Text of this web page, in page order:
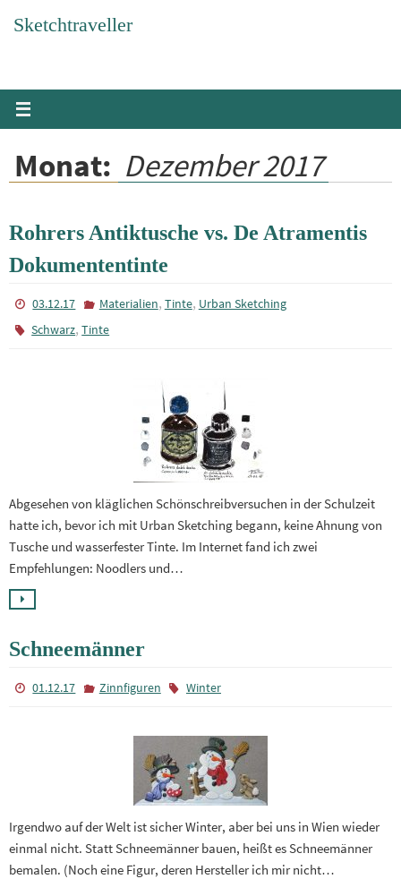
InhaltSketchtraveller
Monat: Dezember 2017
Rohrers Antiktusche vs. De Atramentis
Dokumententinte
03.12.17 Materialien, Tinte, Urban Sketching
Schwarz,Tinte
Abgesehen von kläglichen Schönschreibversuchen in der Schulzeit
hatte ich, bevor ich mit Urban Sketching begann, keine Ahnung von
Tusche und wasserfester Tinte. Im Internet fand ich zwei
Empfehlungen: Noodlers und…
Schneemänner
01.12.17 Zinnfiguren Winter
Irgendwo auf der Welt ist sicher Winter, aber bei uns in Wien wieder
einmal nicht. Statt Schneemänner bauen, heißt es Schneemänner
bemalen. (Noch eine Figur, deren Hersteller ich mir nicht…